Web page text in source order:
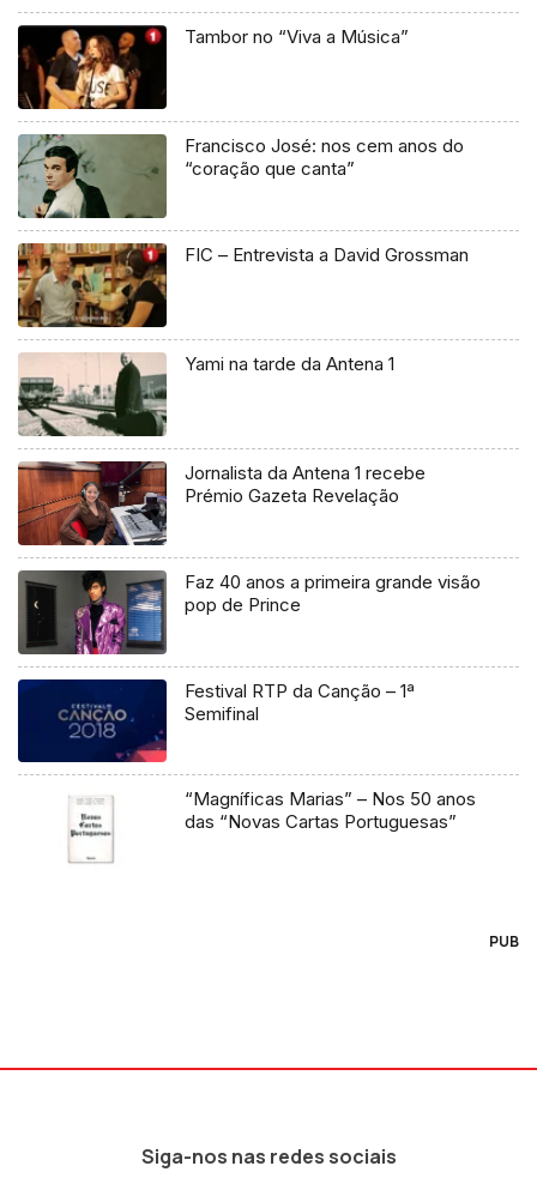
Tambor no “Viva a Música”
Francisco José: nos cem anos do
“coração que canta”
FIC – Entrevista a David Grossman
Yami na tarde da Antena 1
Jornalista da Antena 1 recebe
Prémio Gazeta Revelação
Faz 40 anos a primeira grande visão
pop de Prince
Festival RTP da Canção – 1ª
Semifinal
“Magníficas Marias” – Nos 50 anos
das “Novas Cartas Portuguesas”
PUB
Siga-nos nas redes sociais